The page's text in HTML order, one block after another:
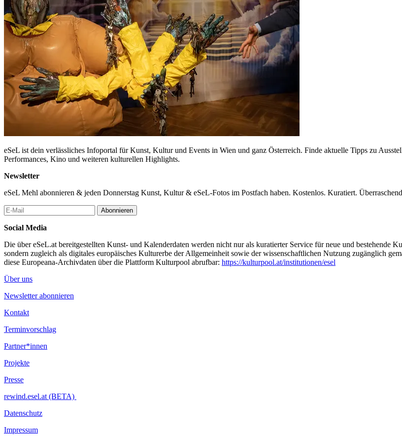
eSeL ist dein verlässliches Infoportal für Kunst, Kultur und Events in Wien und ganz Österreich. Finde aktuelle Tipps zu
Performances, Kino und weiteren kulturellen Highlights.
Newsletter
eSeL Mehl abonnieren & jeden Donnerstag Kunst, Kultur & eSeL-Fotos im Postfach haben. Kostenlos. Kuratiert.
Abonnieren
Social Media
Die über eSeL.at bereitgestellten Kunst- und Kalenderdaten werden nicht nur als kuratierter Service für neue und bestehende
sondern zugleich als digitales europäisches Kulturerbe der Allgemeinheit sowie der wissenschaftlichen Nutzung zugänglich
diese Europeana-Archivdaten über die Plattform Kulturpool abrufbar: https://kulturpool.at/institutionen/esel
Über uns
Newsletter abonnieren
Kontakt
Terminvorschlag
Partner*innen
Projekte
Presse
rewind.esel.at (BETA)
Datenschutz
Impressum